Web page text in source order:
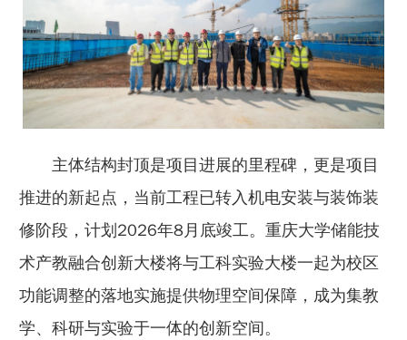
主体结构封顶是项目进展的里程碑，更是项目
推进的新起点，当前工程已转入机电安装与装饰装
修阶段，计划2026年8月底竣工。重庆大学储能技
术产教融合创新大楼将与工科实验大楼一起为校区
功能调整的落地实施提供物理空间保障，成为集教
学、科研与实验于一体的创新空间。